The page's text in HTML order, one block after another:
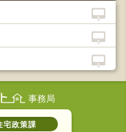
事務局
宅政策課